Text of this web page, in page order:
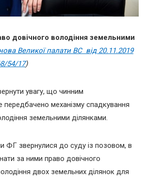
довічного володіння земельними
Великої палати ВС від 20.11.2019
54/17)
увагу, що чинним
передбачено механізму спадкування
земельними ділянками.
ФГ звернулися до суду із позовом, в
за ними право довічного
двох земельних ділянок для